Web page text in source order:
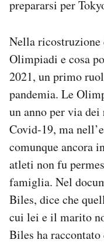
prepararsi per
Nella ricostruzione
Olimpiadi e cosa
2021, un primo
pandemia. Le
un anno per via
Covid-19, ma
comunque ancora
atleti non fu
famiglia. Nel
Biles, dice che
cui lei e il marito
Biles ha